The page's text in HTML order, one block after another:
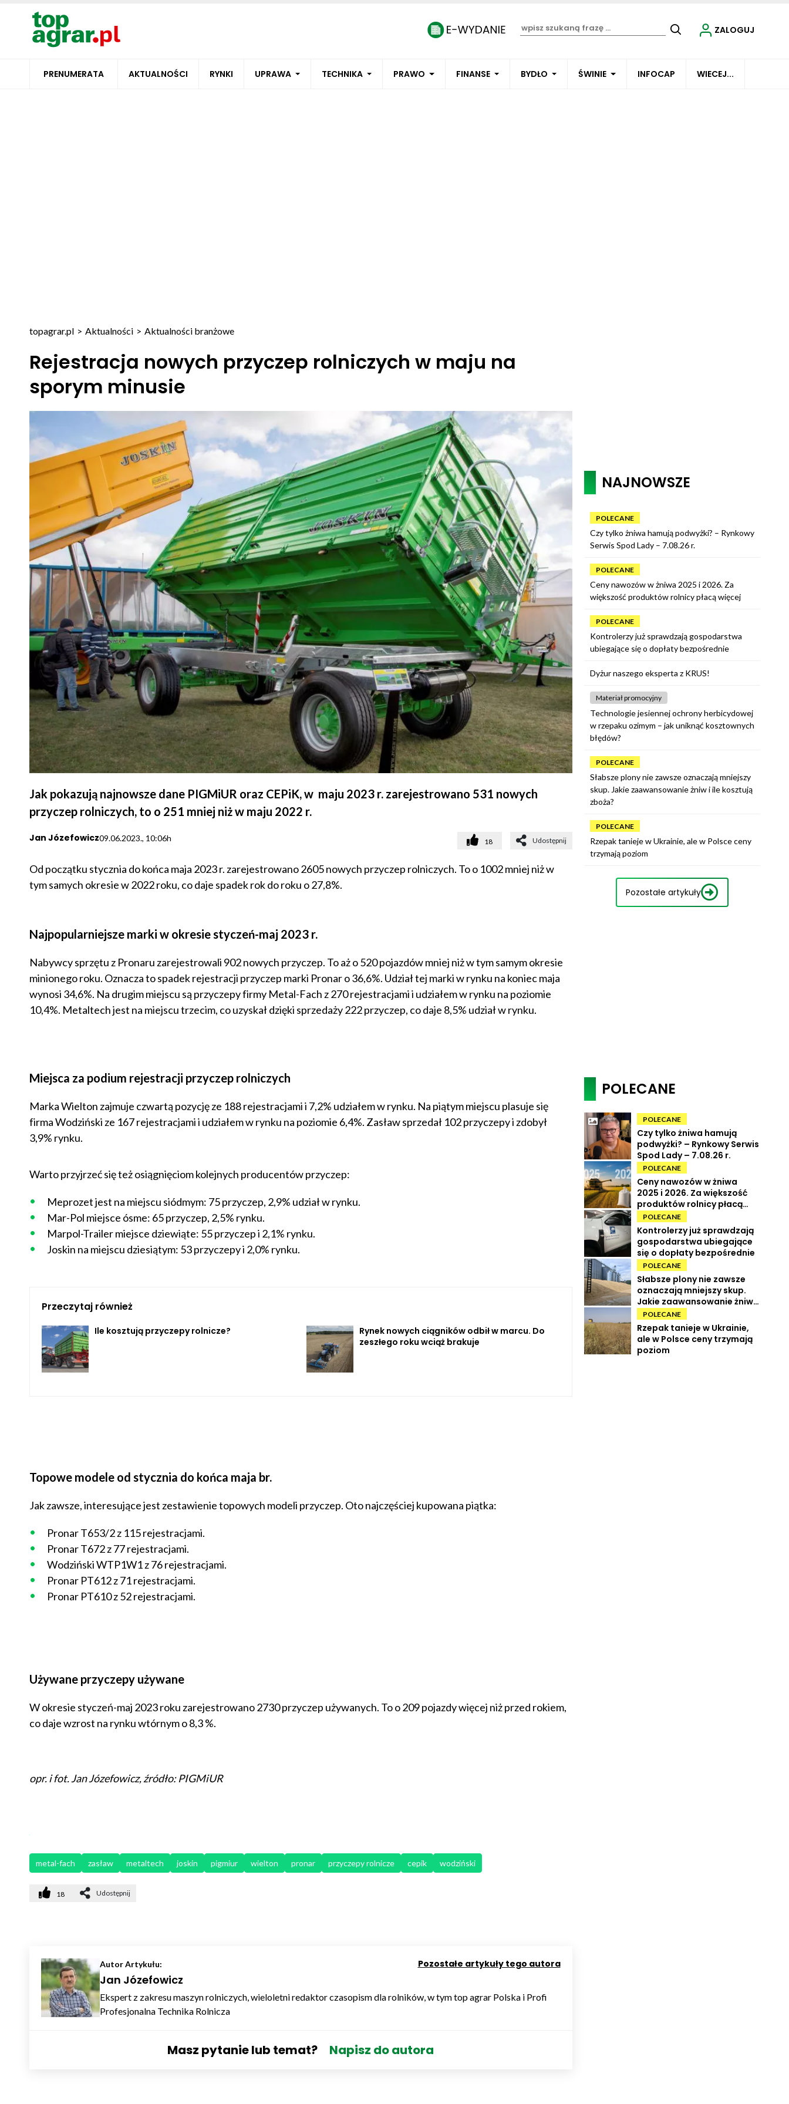
PRENUMERATA AKTUALNOŚCI RYNKI UPRAWA TECHNIKA PRAWO FINANSE BYDŁO ŚWINIE INFOCAP WIECEJ...
ZALOGUJ
topagrar.pl > Aktualności > Aktualności branżowe
Rejestracja nowych przyczep rolniczych w maju na
sporym minusie
Jak pokazują najnowsze dane PIGMiUR oraz CEPiK, w maju 2023 r. zarejestrowano 531 nowych
przyczep rolniczych, to o 251 mniej niż w maju 2022 r.
Jan Józefowicz09.06.2023., 10:06h 18 Udostępnij
Od początku stycznia do końca maja 2023 r. zarejestrowano 2605 nowych przyczep rolniczych. To o 1002 mniej niż w
tym samych okresie w 2022 roku, co daje spadek rok do roku o 27,8%.
Najpopularniejsze marki w okresie styczeń-maj 2023 r.
Nabywcy sprzętu z Pronaru zarejestrowali 902 nowych przyczep. To aż o 520 pojazdów mniej niż w tym samym okresie
minionego roku. Oznacza to spadek rejestracji przyczep marki Pronar o 36,6%. Udział tej marki w rynku na koniec maja
wynosi 34,6%. Na drugim miejscu są przyczepy firmy Metal-Fach z 270 rejestracjami i udziałem w rynku na poziomie
10,4%. Metaltech jest na miejscu trzecim, co uzyskał dzięki sprzedaży 222 przyczep, co daje 8,5% udział w rynku.
Miejsca za podium rejestracji przyczep rolniczych
Marka Wielton zajmuje czwartą pozycję ze 188 rejestracjami i 7,2% udziałem w rynku. Na piątym miejscu plasuje się
firma Wodziński ze 167 rejestracjami i udziałem w rynku na poziomie 6,4%. Zasław sprzedał 102 przyczepy i zdobył
3,9% rynku.
Warto przyjrzeć się też osiągnięciom kolejnych producentów przyczep:
Meprozet jest na miejscu siódmym: 75 przyczep, 2,9% udział w rynku.
Mar-Pol miejsce ósme: 65 przyczep, 2,5% rynku.
Marpol-Trailer miejsce dziewiąte: 55 przyczep i 2,1% rynku.
Joskin na miejscu dziesiątym: 53 przyczepy i 2,0% rynku.
Przeczytaj również
Ile kosztują przyczepy rolnicze?
Rynek nowych ciągników odbił w marcu. Do
zeszłego roku wciąż brakuje
Topowe modele od stycznia do końca maja br.
Jak zawsze, interesujące jest zestawienie topowych modeli przyczep. Oto najczęściej kupowana piątka:
Pronar T653/2 z 115 rejestracjami.
Pronar T672 z 77 rejestracjami.
Wodziński WTP1W1 z 76 rejestracjami.
Pronar PT612 z 71 rejestracjami.
Pronar PT610 z 52 rejestracjami.
Używane przyczepy używane
W okresie styczeń-maj 2023 roku zarejestrowano 2730 przyczep używanych. To o 209 pojazdy więcej niż przed rokiem,
co daje wzrost na rynku wtórnym o 8,3 %.
opr. i fot. Jan Józefowicz, źródło: PIGMiUR
metal-fach zasław metaltech joskin pigmiur wielton pronar przyczepy rolnicze cepik wodziński
18 Udostępnij
Autor Artykułu:
Jan Józefowicz
Ekspert z zakresu maszyn rolniczych, wieloletni redaktor czasopism dla rolników, w tym top agrar Polska i Profi
Profesjonalna Technika Rolnicza
Pozostałe artykuły tego autora
Masz pytanie lub temat? Napisz do autora
NAJNOWSZE
POLECANE
Czy tylko żniwa hamują podwyżki? – Rynkowy
Serwis Spod Lady – 7.08.26 r.
POLECANE
Ceny nawozów w żniwa 2025 i 2026. Za
większość produktów rolnicy płacą więcej
POLECANE
Kontrolerzy już sprawdzają gospodarstwa
ubiegające się o dopłaty bezpośrednie
Dyżur naszego eksperta z KRUS!
Materiał promocyjny
Technologie jesiennej ochrony herbicydowej
w rzepaku ozimym – jak uniknąć kosztownych
błędów?
POLECANE
Słabsze plony nie zawsze oznaczają mniejszy
skup. Jakie zaawansowanie żniw i ile kosztują
zboża?
POLECANE
Rzepak tanieje w Ukrainie, ale w Polsce ceny
trzymają poziom
Pozostałe artykuły
POLECANE
POLECANE
Czy tylko żniwa hamują
podwyżki? – Rynkowy Serwis
Spod Lady – 7.08.26 r.
POLECANE
Ceny nawozów w żniwa
2025 i 2026. Za większość
produktów rolnicy płacą
więcej
POLECANE
Kontrolerzy już sprawdzają
gospodarstwa ubiegające
się o dopłaty bezpośrednie
POLECANE
Słabsze plony nie zawsze
oznaczają mniejszy skup.
Jakie zaawansowanie żniw i
ile kosztują zboża?
POLECANE
Rzepak tanieje w Ukrainie,
ale w Polsce ceny trzymają
poziom